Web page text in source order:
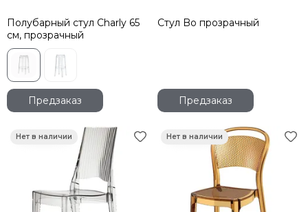
Полубарный стул Charly 65
см, прозрачный
Предзаказ
Стул Bo прозрачный
Предзаказ